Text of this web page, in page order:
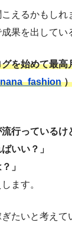
えるかもしれ
果を出してい
を始めて最高
行っているけ
いい？」
」
ます。
たいと考えて